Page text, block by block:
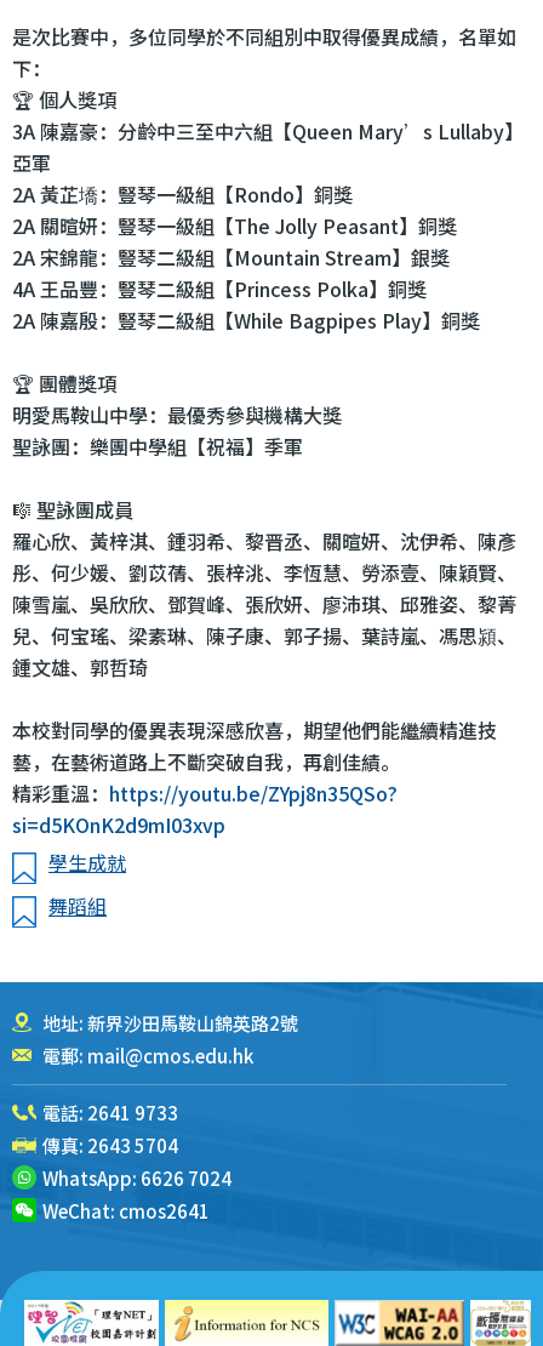
是次比賽中，多位同學於不同組別中取得優異成績，名單如
下：
🏆 個人獎項
3A 陳嘉豪：分齡中三至中六組【Queen Mary’s Lullaby】
亞軍
2A 黃芷墧：豎琴一級組【Rondo】銅獎
2A 關暄妍：豎琴一級組【The Jolly Peasant】銅獎
2A 宋錦龍：豎琴二級組【Mountain Stream】銀獎
4A 王品豐：豎琴二級組【Princess Polka】銅獎
2A 陳嘉殷：豎琴二級組【While Bagpipes Play】銅獎
🏆 團體獎項
明愛馬鞍山中學：最優秀參與機構大獎
聖詠團：樂團中學組【祝福】季軍
🎼 聖詠團成員
羅心欣、黃梓淇、鍾羽希、黎晋丞、關暄妍、沈伊希、陳彥
彤、何少媛、劉苡蒨、張梓洮、李恆慧、勞添壹、陳穎賢、
陳雪嵐、吳欣欣、鄧賀峰、張欣妍、廖沛琪、邱雅姿、黎菁
兒、何宝瑤、梁素琳、陳子康、郭子揚、葉詩嵐、馮思潁、
鍾文雄、郭哲琦
本校對同學的優異表現深感欣喜，期望他們能繼續精進技
藝，在藝術道路上不斷突破自我，再創佳績。
精彩重溫： https://youtu.be/ZYpj8n35QSo?
si=d5KOnK2d9mI03xvp
學生成就
舞蹈組
地址: 新界沙田馬鞍山錦英路2號
電郵: mail@cmos.edu.hk
電話: 2641 9733
傳真: 2643 5704
WhatsApp: 6626 7024
WeChat: cmos2641